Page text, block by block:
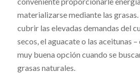
materializarse mediante las grasas.
cubrir las elevadas demandas del
secos, el aguacate o las aceitunas
muy buena opción cuando se
grasas naturales.